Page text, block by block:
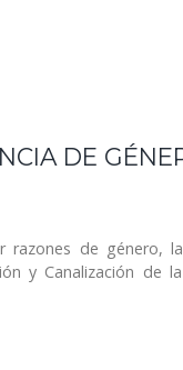
DE
de género,
y Canalización de